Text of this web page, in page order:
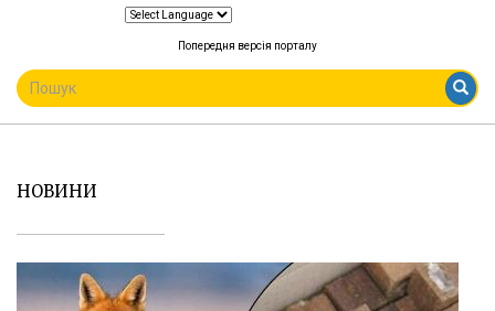
Попередня версія порталу
ПОШУКОВА
ФОРМА
Пошук
НОВИНИ